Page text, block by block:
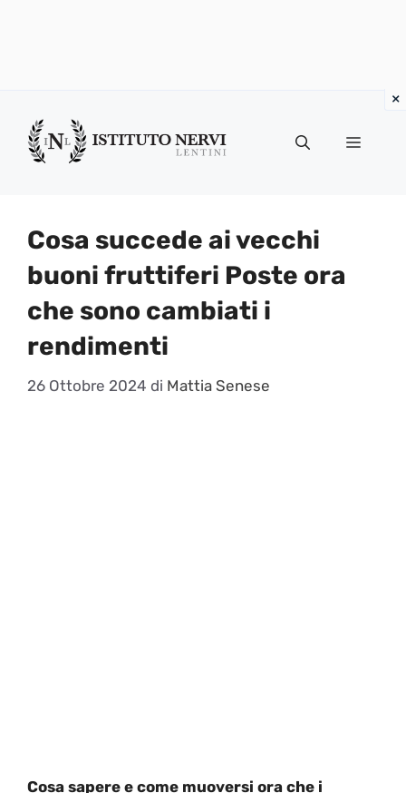
contenuto
Menu
Cosa succede ai vecchi
buoni fruttiferi Poste ora
che sono cambiati i
rendimenti
26 Ottobre 2024 di Mattia Senese
Cosa sapere e come muoversi ora che i